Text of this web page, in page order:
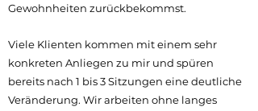
Gewohnheiten zurückbekommst.
Viele Klienten kommen mit einem sehr
konkreten Anliegen zu mir und spüren
bereits nach 1 bis 3 Sitzungen eine deutliche
Veränderung. Wir arbeiten ohne langes